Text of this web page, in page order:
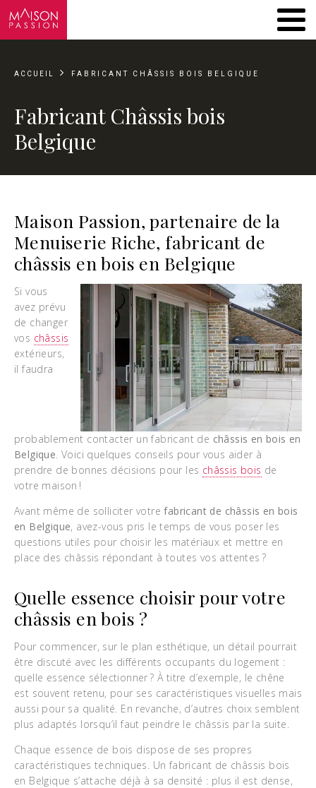
ACCUEIL FABRICANT CHÂSSIS BOIS BELGIQUE
Fabricant Châssis bois
Belgique
Maison Passion, partenaire de la
Menuiserie Riche, fabricant de
châssis en bois en Belgique
Si vous
avez prévu
de changer
vos châssis
extérieurs,
il faudra
probablement contacter un fabricant de châssis en bois en
Belgique. Voici quelques conseils pour vous aider à
prendre de bonnes décisions pour les châssis bois de
votre maison !
Avant même de solliciter votrefabricant de châssis en bois
en Belgique, avez-vous pris le temps de vous poser les
questions utiles pour choisir les matériaux et mettre en
place des châssis répondant à toutes vos attentes ?
Quelle essence choisir pour votre
châssis en bois ?
Pour commencer, sur le plan esthétique, un détail pourrait
être discuté avec les différents occupants du logement :
quelle essence sélectionner ? À titre d’exemple, le chêne
est souvent retenu, pour ses caractéristiques visuelles mais
aussi pour sa qualité. En revanche, d’autres choix semblent
plus adaptés lorsqu’il faut peindre le châssis par la suite.
Chaque essence de bois dispose de ses propres
caractéristiques techniques. Un fabricant de châssis bois
en Belgique s’attache déjà à sa densité : plus il est dense,